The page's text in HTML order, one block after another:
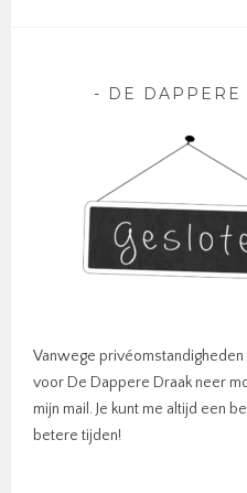
DE
Vanwege
voor De Dappere Draak neer
mijn mail. Je kunt me altijd een
betere tijden!